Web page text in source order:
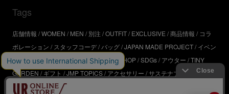
Tags
店舗情報 WOMEN MEN 別注 OUTFIT EXCLUSIVE 商品情報
コラ
ボレーション
スタッフコーデ バッグ JAPAN MADE PROJECT イベン
ト アウトドア インタビュー WORKSHOP SDGs アウター TINY
GARDEN
ギフト JMP TOPICS アクセサリー サステナブル
UR
SDGs
ジュエリー